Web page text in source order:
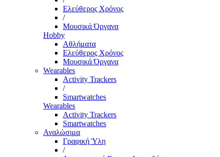
Ελεύθερος Χρόνος
/
Μουσικά Όργανα
Hobby
Αθλήματα
Ελεύθερος Χρόνος
Μουσικά Όργανα
Wearables
Activity Trackers
/
Smartwatches
Wearables
Activity Trackers
Smartwatches
Αναλώσιμα
Γραφική Ύλη
/